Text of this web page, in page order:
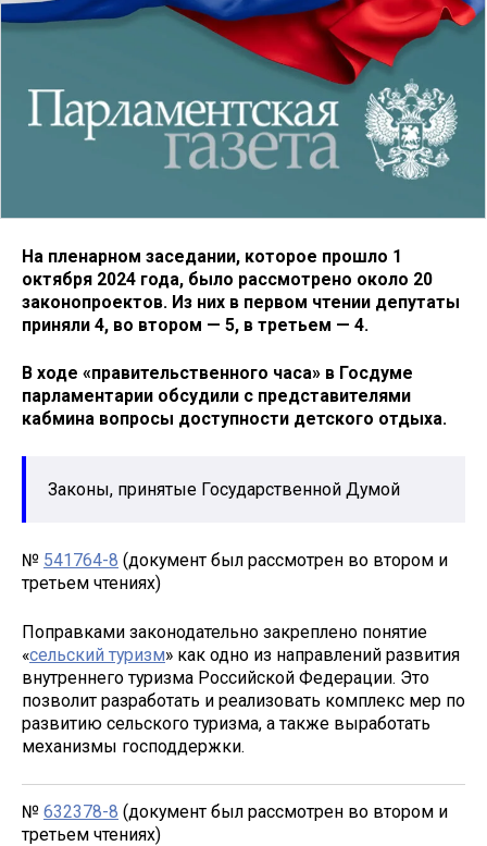
На пленарном заседании, которое прошло 1
октября 2024 года, было рассмотрено около 20
законопроектов. Из них в первом чтении депутаты
приняли 4, во втором — 5, в третьем — 4.
В ходе «правительственного часа» в Госдуме
парламентарии обсудили с представителями
кабмина вопросы доступности детского отдыха.
Законы, принятые Государственной Думой
№ 541764-8 (документ был рассмотрен во втором и
третьем чтениях)
Поправками законодательно закреплено понятие
«сельский туризм» как одно из направлений развития
внутреннего туризма Российской Федерации. Это
позволит разработать и реализовать комплекс мер по
развитию сельского туризма, а также выработать
механизмы господдержки.
№ 632378-8 (документ был рассмотрен во втором и
третьем чтениях)